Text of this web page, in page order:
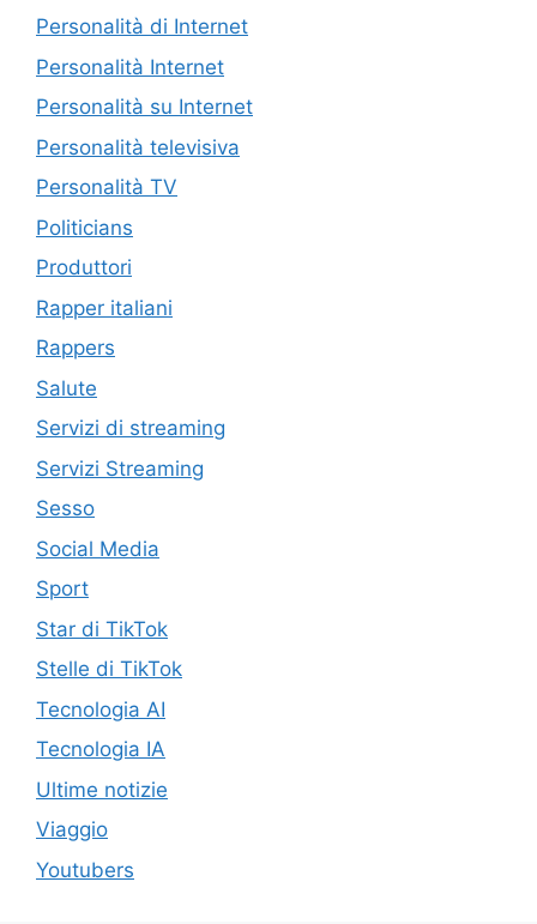
Personalità di Internet
Personalità Internet
Personalità su Internet
Personalità televisiva
Personalità TV
Politicians
Produttori
Rapper italiani
Rappers
Salute
Servizi di streaming
Servizi Streaming
Sesso
Social Media
Sport
Star di TikTok
Stelle di TikTok
Tecnologia AI
Tecnologia IA
Ultime notizie
Viaggio
Youtubers